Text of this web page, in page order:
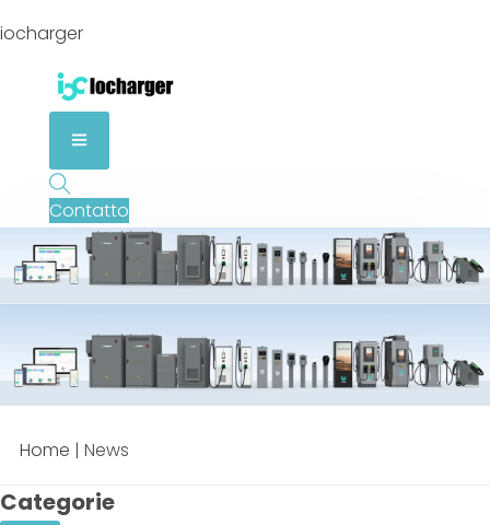
iocharger
Contatto
Home | News
Categorie